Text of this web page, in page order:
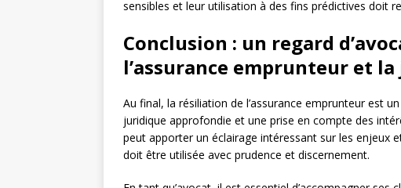
sensibles et leur utilisation à des fins prédictives doit
Conclusion : un regard
l’assurance emprunteur et
Au final, la résiliation de l’assurance emprunteur est
juridique approfondie et une prise en compte des
peut apporter un éclairage intéressant sur les enjeux
doit être utilisée avec prudence et discernement.